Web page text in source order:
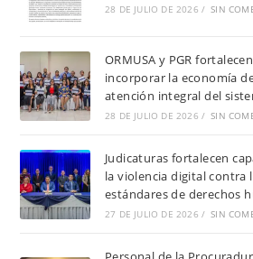
28 DE JULIO DE 2026 / SIN
ORMUSA y PGR
incorporar la economía
atención integral del
28 DE JULIO DE 2026 / SIN
Judicaturas fortalecen
la violencia digital contra
estándares de derechos
27 DE JULIO DE 2026 / SIN